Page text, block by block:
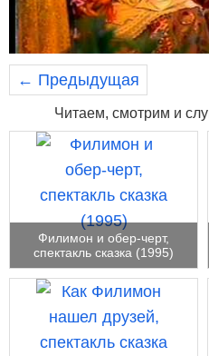
← Предыдущая
Читаем, смотрим и
Филимон и обер-черт,
спектакль сказка (1995)